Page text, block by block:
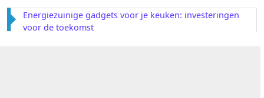
Creëer een cocktailhoekje in je tuin voor zomerse
avonden